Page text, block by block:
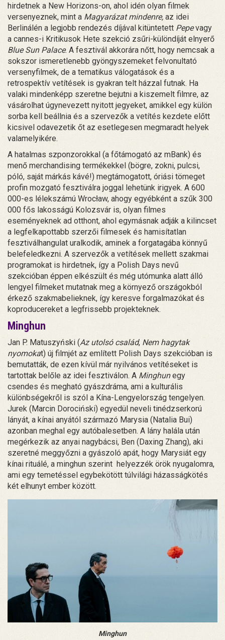
hirdetnek a New Horizons-on, ahol idén olyan filmek
versenyeznek, mint a Magyarázat mindenre, az idei
Berlinálén a legjobb rendezés díjával kitüntetett Pepevagy
a cannes-i Kritikusok Hete szekció zsűri-különdíját elnyerő
Blue Sun Palace. A fesztivál akkorára nőtt, hogy nemcsak a
sokszor ismeretlenebb gyöngyszemeket felvonultató
versenyfilmek, de a tematikus válogatások és a
retrospektív vetítések is gyakran telt házzal futnak. Ha
valaki mindenképp szeretne bejutni a kiszemelt filmre, az
vásárolhat úgynevezett nyitott jegyeket, amikkel egy külön
sorba kell beállnia és a szervezők a vetítés kezdete előtt
kicsivel odavezetik őt az esetlegesen megmaradt helyek
valamelyikére.
A hatalmas szponzorokkal (a főtámogató az mBank) és
menő merchandising termékekkel (bögre, zokni, pulcsi,
póló, saját márkás kávé!) megtámogatott, óriási tömeget
profin mozgató fesztiválra joggal lehetünk irigyek. A 600
000-es lélekszámú Wrocław, ahogy egyébként a szűk 300
000 fős lakosságú Kolozsvár is, olyan filmes
eseményeknek ad otthont, ahol egymásnak adják a kilincset
a legfelkapottabb szerzői filmesek és hamisítatlan
fesztiválhangulat uralkodik, aminek a forgatagába könnyű
belefeledkezni. A szervezők a vetítések mellett szakmai
programokat is hirdetnek, így a Polish Days nevű
szekcióban éppen elkészült és még utómunka alatt álló
lengyel filmeket mutatnak meg a környező országokból
érkező szakmabelieknek, így keresve forgalmazókat és
koproducereket a legfrissebb projekteknek.
Minghun
Jan P. Matuszyński (Az utolsó család, Nem hagytak
nyomokat) új filmjét az említett Polish Days szekcióban is
bemutatták, de ezen kívül már nyilvános vetítéseket is
tartottak belőle az idei fesztiválon. A Minghunegy
csendes és megható gyászdráma, ami a kulturális
különbségekről is szól a Kína-Lengyelország tengelyen.
Jurek (Marcin Dorociński) egyedül neveli tinédzserkorú
lányát, a kínai anyától származó Marysia (Natalia Bui)
azonban meghal egy autóbalesetben. A lány halála után
megérkezik az anyai nagybácsi, Ben (Daxing Zhang), aki
szeretné meggyőzni a gyászoló apát, hogy Marysiát egy
kínai rituálé, a minghun szerint helyezzék örök nyugalomra,
ami egy temetéssel egybekötött túlvilági házasságkötés
két elhunyt ember között.
Minghun